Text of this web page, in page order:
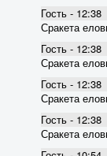
Гость - 12:38
Сракета
Гость - 12:38
Сракета
Гость - 12:38
Сракета
Гость - 12:38
Сракета